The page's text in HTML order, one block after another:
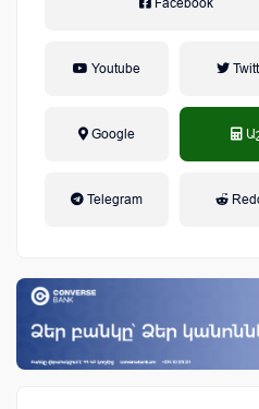
Facebook
Youtube
Google
Telegram